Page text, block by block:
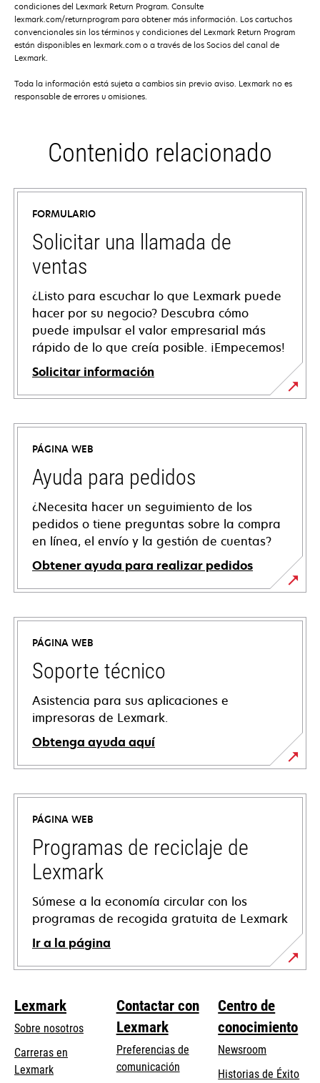
condiciones del Lexmark Return Program. Consulte
lexmark.com/returnprogram para obtener más información. Los cartuchos
convencionales sin los términos y condiciones del Lexmark Return Program
están disponibles en lexmark.com o a través de los Socios del canal de
Lexmark.
Toda la información está sujeta a cambios sin previo aviso. Lexmark no es
responsable de errores u omisiones.
Contenido relacionado
FORMULARIO
Solicitar una llamada de
ventas
¿Listo para escuchar lo que Lexmark puede
hacer por su negocio? Descubra cómo
puede impulsar el valor empresarial más
rápido de lo que creía posible. ¡Empecemos!
Solicitar información
PÁGINA WEB
Ayuda para pedidos
¿Necesita hacer un seguimiento de los
pedidos o tiene preguntas sobre la compra
en línea, el envío y la gestión de cuentas?
Obtener ayuda para realizar pedidos
PÁGINA WEB
Soporte técnico
Asistencia para sus aplicaciones e
impresoras de Lexmark.
Obtenga ayuda aquí
se
abre
una
pestaña
nueva
PÁGINA WEB
Programas de reciclaje de
Lexmark
Súmese a la economía circular con los
programas de recogida gratuita de Lexmark
Ir a la página
Lexmark
Sobre nosotros
Carreras en
Lexmark
Contactar con
Lexmark
Preferencias de
comunicación
Centro de
conocimiento
Newsroom
Historias de Éxito